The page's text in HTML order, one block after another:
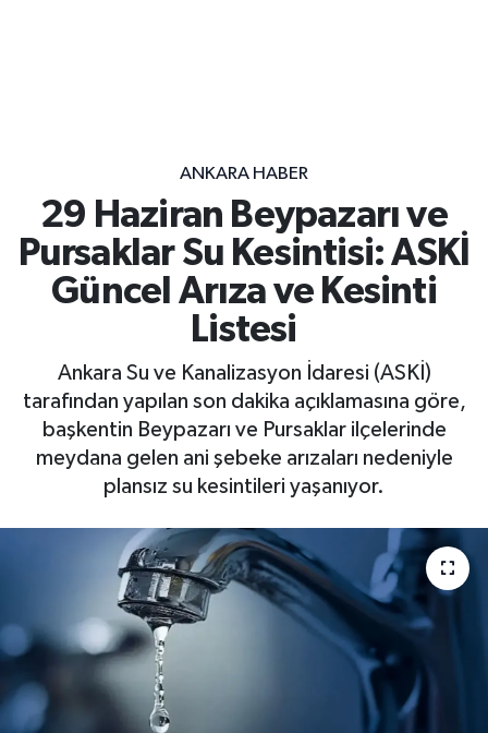
ANKARA HABER
29 Haziran Beypazarı ve
Pursaklar Su Kesintisi: ASKİ
Güncel Arıza ve Kesinti
Listesi
Ankara Su ve Kanalizasyon İdaresi (ASKİ)
tarafından yapılan son dakika açıklamasına göre,
başkentin Beypazarı ve Pursaklar ilçelerinde
meydana gelen ani şebeke arızaları nedeniyle
plansız su kesintileri yaşanıyor.